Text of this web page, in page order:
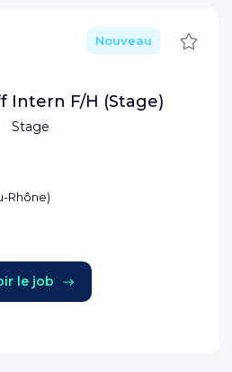
Stage
Nouveau
Intern F/H (Stage)
Rhône)
le job